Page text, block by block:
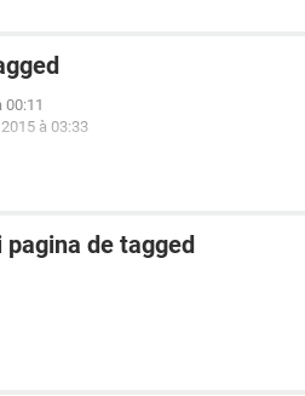
00:11
à 03:33
de tagged